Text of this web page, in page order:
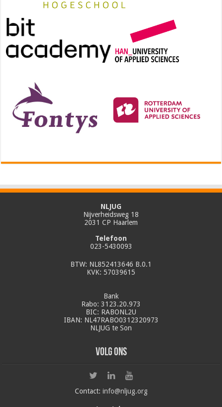
NLJUG
Nijverheidsweg 18
2031 CP Haarlem
Telefoon
023-5430093
BTW: NL852413646 B.0.1
KVK: 57039615
Bank
Rabo: 3123.20.973
BIC: RABONL2U
IBAN: NL47RABO0312320973
NLJUG te Son
Volg ons
Contact: info@nljug.org